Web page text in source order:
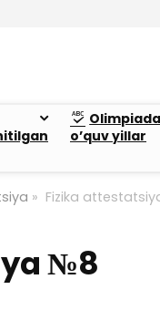
o’quv yillar
» Fizika
№8